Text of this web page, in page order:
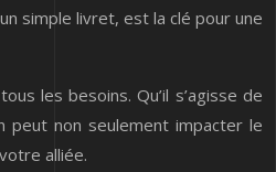
simple livret, est la clé pour une
les besoins. Qu’il s’agisse de
peut non seulement impacter le
alliée.